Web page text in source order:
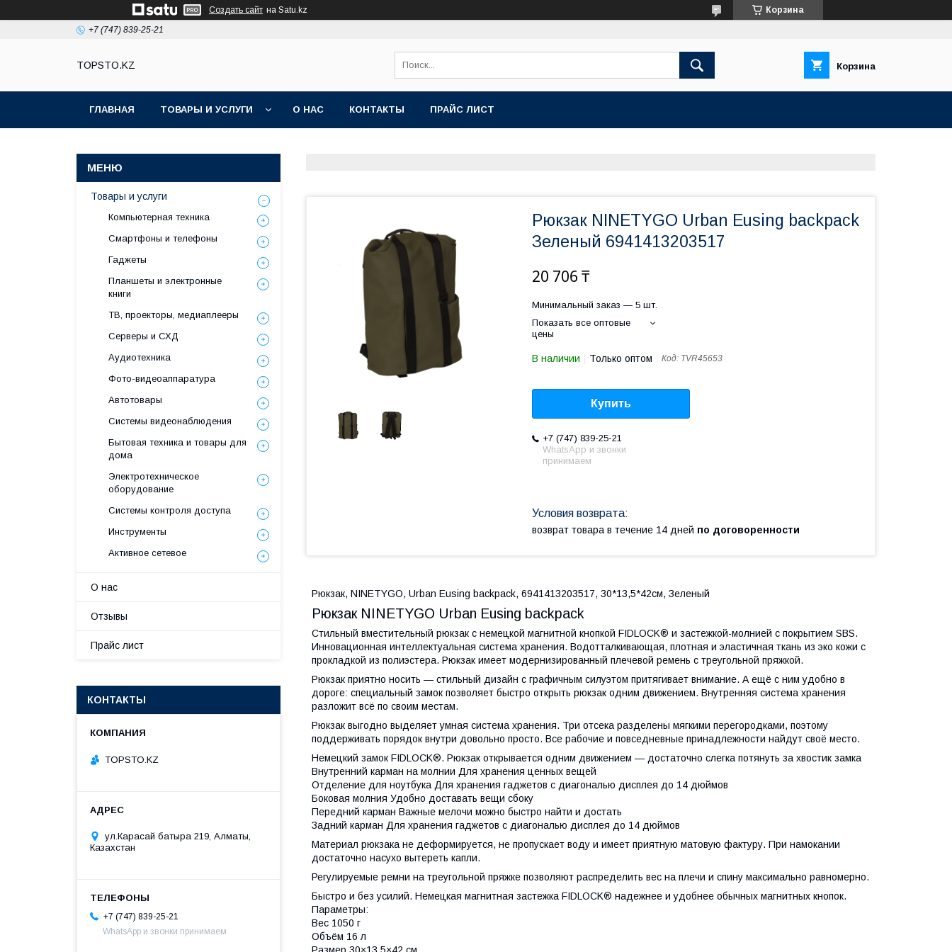
Создать сайт на Satu.kz Корзина
+7 (747) 839-25-21
TOPSTO.KZ Корзина
ГЛАВНАЯ ТОВАРЫ И УСЛУГИ О НАС КОНТАКТЫ ПРАЙС ЛИСТ
Рюкзак NINETYGO Urban Eusing backpack
Зеленый 6941413203517
20 706 ₸
Минимальный заказ — 5 шт.
Показать все оптовые
цены
В наличии Только оптом Код: TVR45653
Купить
+7 (747) 839-25-21
WhatsApp и звонки
принимаем
возврат товара в течение 14 дней по договоренности
Рюкзак, NINETYGO, Urban Eusing backpack, 6941413203517, 30*13,5*42см, Зеленый
Рюкзак NINETYGO Urban Eusing backpack
Стильный вместительный рюкзак с немецкой магнитной кнопкой FIDLOCK® и застежкой-молнией с покрытием SBS.
Инновационная интеллектуальная система хранения. Водотталкивающая, плотная и эластичная ткань из эко кожи с
прокладкой из полиэстера. Рюкзак имеет модернизированный плечевой ремень с треугольной пряжкой.
Рюкзак приятно носить — стильный дизайн с графичным силуэтом притягивает внимание. А ещё с ним удобно в
дороге: специальный замок позволяет быстро открыть рюкзак одним движением. Внутренняя система хранения
разложит всё по своим местам.
Рюкзак выгодно выделяет умная система хранения. Три отсека разделены мягкими перегородками, поэтому
поддерживать порядок внутри довольно просто. Все рабочие и повседневные принадлежности найдут своё место.
Немецкий замок FIDLOCK®. Рюкзак открывается одним движением — достаточно слегка потянуть за хвостик замка
Внутренний карман на молнии Для хранения ценных вещей
Отделение для ноутбука Для хранения гаджетов с диагональю дисплея до 14 дюймов
Боковая молния Удобно доставать вещи сбоку
Передний карман Важные мелочи можно быстро найти и достать
Задний карман Для хранения гаджетов с диагональю дисплея до 14 дюймов
Материал рюкзака не деформируется, не пропускает воду и имеет приятную матовую фактуру. При намокании
достаточно насухо вытереть капли.
Регулируемые ремни на треугольной пряжке позволяют распределить вес на плечи и спину максимально равномерно.
Быстро и без усилий. Немецкая магнитная застежка FIDLOCK® надежнее и удобнее обычных магнитных кнопок.
Параметры:
Вес 1050 г
Объём 16 л
Размер 30×13.5×42 см
Товары и услуги
Компьютерная техника
Смартфоны и телефоны
Гаджеты
Планшеты и электронные
книги
ТВ, проекторы, медиаплееры
Серверы и СХД
Аудиотехника
Фото-видеоаппаратура
Автотовары
Системы видеонаблюдения
Бытовая техника и товары для
дома
Электротехническое
оборудование
Системы контроля доступа
Инструменты
Активное сетевое
О нас
Отзывы
Прайс лист
КОНТАКТЫ
TOPSTO.KZ
ул.Карасай батыра 219, Алматы,
Казахстан
+7 (747) 839-25-21
WhatsApp и звонки принимаем